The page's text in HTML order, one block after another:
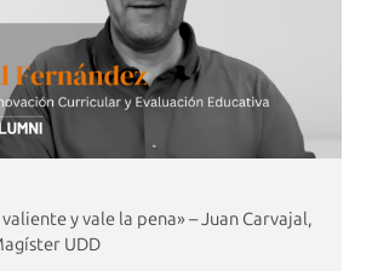
y vale la pena» – Juan Carvajal,
UDD